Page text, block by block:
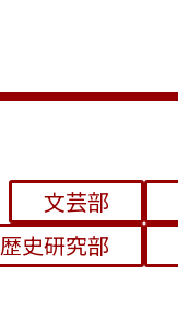
文芸部
歴史研究部